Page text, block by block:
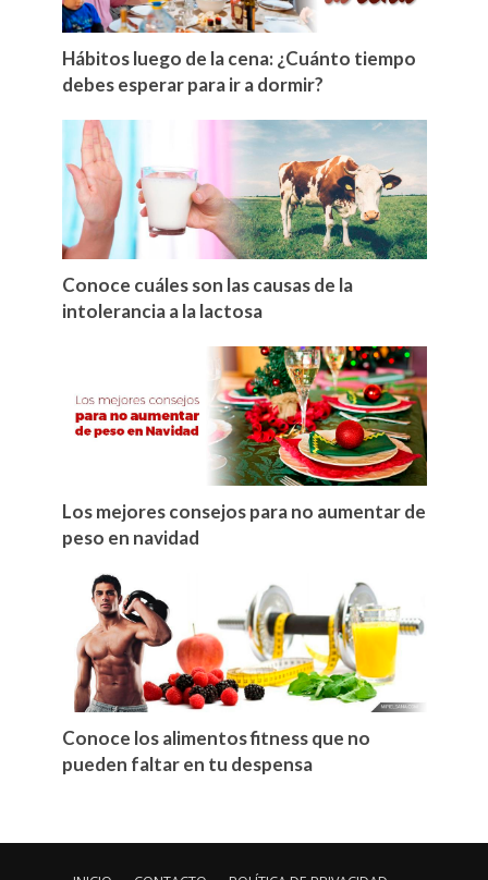
Hábitos luego de la cena: ¿Cuánto tiempo
debes esperar para ir a dormir?
Conoce cuáles son las causas de la
intolerancia a la lactosa
Los mejores consejos para no aumentar de
peso en navidad
Conoce los alimentos fitness que no
pueden faltar en tu despensa